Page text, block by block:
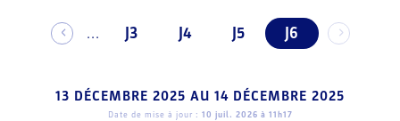
... J3 J4 J5 J6
13 DÉCEMBRE 2025 AU 14 DÉCEMBRE 2025
Date de mise à jour : 10 juil. 2026 à 11h17